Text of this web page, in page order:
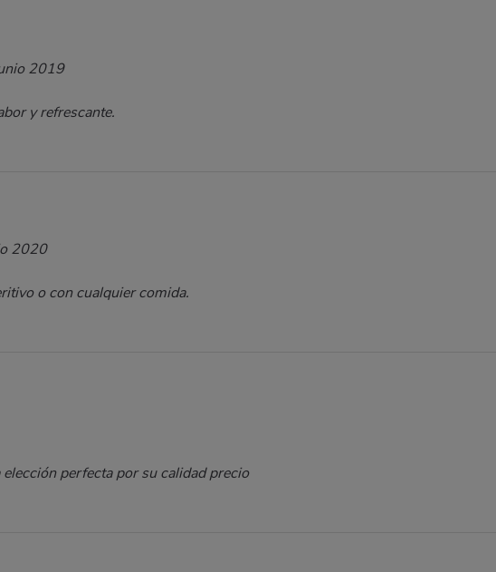
2019
y refrescante.
2020
o con cualquier comida.
perfecta por su calidad precio